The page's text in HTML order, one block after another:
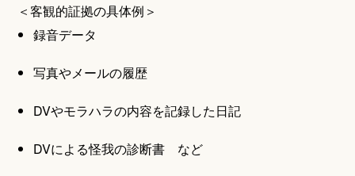
＜客観的証拠の具体例＞
録音データ
写真やメールの履歴
DVやモラハラの内容を記録した日記
DVによる怪我の診断書 など